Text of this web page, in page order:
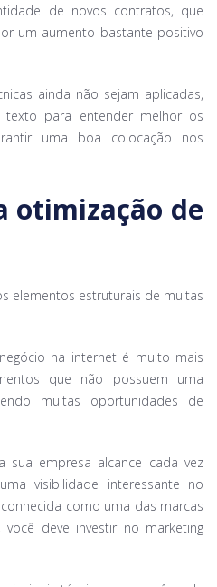
de novos contratos, que
um aumento bastante positivo
ainda não sejam aplicadas,
para entender melhor os
uma boa colocação nos
otimização de
elementos estruturais de muitas
na internet é muito mais
que não possuem uma
muitas oportunidades de
sua empresa alcance cada vez
visibilidade interessante no
como uma das marcas
deve investir no marketing